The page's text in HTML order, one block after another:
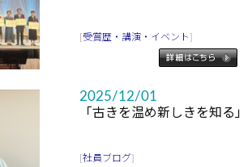
受賞歴・講演・イベント
2025/12/01
「古きを温め新しきを知る」
社員ブログ